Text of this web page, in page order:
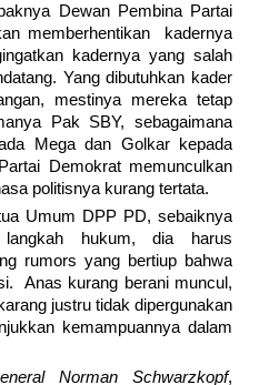
Dewan Pembina Partai
memberhentikan kadernya
kadernya yang salah
Yang dibutuhkan kader
mestinya mereka tetap
Pak SBY, sebagaimana
Mega dan Golkar kepada
Demokrat memunculkan
politisnya kurang tertata.
Umum DPP PD, sebaiknya
hukum, dia harus
rumors yang bertiup bahwa
Anas kurang berani muncul,
justru tidak dipergunakan
kemampuannya dalam
Norman Schwarzkopf,